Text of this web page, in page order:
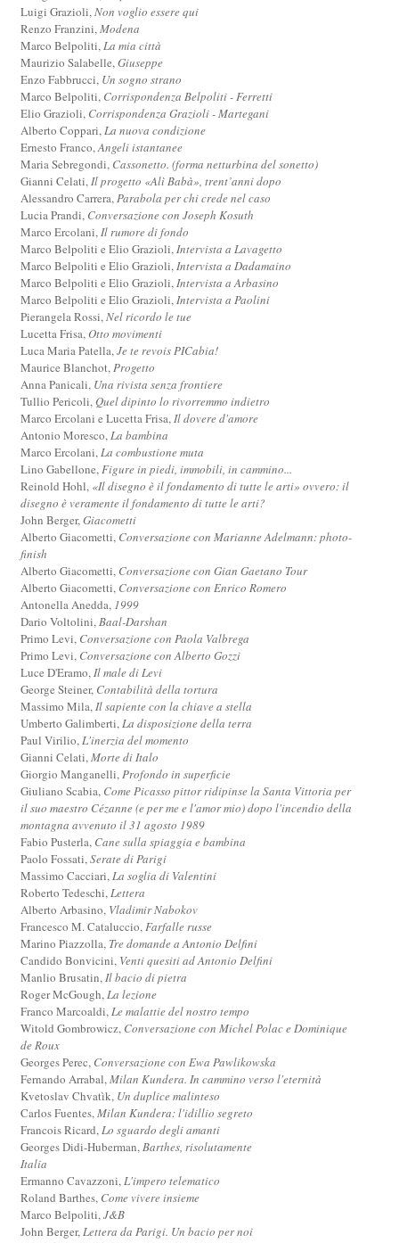
Luigi Grazioli,Non voglio essere qui
Renzo Franzini,Modena
Marco Belpoliti,La mia città
Maurizio Salabelle,Giuseppe
Enzo Fabbrucci, Un sogno strano
Marco Belpoliti, Corrispondenza Belpoliti - Ferretti
Elio Grazioli, Corrispondenza Grazioli - Martegani
Alberto Coppari,La nuova condizione
Ernesto Franco,Angeli istantanee
Maria Sebregondi, Cassonetto. (forma netturbina del sonetto)
Gianni Celati,Il progetto «Alì Babà», trent’anni dopo
Alessandro Carrera,Parabola per chi crede nel caso
Lucia Prandi, Conversazione con Joseph Kosuth
Marco Ercolani,Il rumore di fondo
Marco Belpoliti e Elio Grazioli,Intervista a Lavagetto
Marco Belpoliti e Elio Grazioli,Intervista a Dadamaino
Marco Belpoliti e Elio Grazioli,Intervista a Arbasino
Marco Belpoliti e Elio Grazioli,Intervista a Paolini
Pierangela Rossi,Nel ricordo le tue
Lucetta Frisa,Otto movimenti
Luca Maria Patella,Je te revois PICabia!
Maurice Blanchot,Progetto
Anna Panicali, Una rivista senza frontiere
Tullio Pericoli,Quel dipinto lo rivorremmo indietro
Marco Ercolani e Lucetta Frisa,Il dovere d'amore
Antonio Moresco,La bambina
Marco Ercolani,La combustione muta
Lino Gabellone,Figure in piedi, immobili, in cammino...
Reinold Hohl, «Il disegno è il fondamento di tutte le arti» ovvero: il
disegno è veramente il fondamento di tutte le arti?
John Berger,Giacometti
Alberto Giacometti, Conversazione con Marianne Adelmann: photo-
finish
Alberto Giacometti, Conversazione con Gian Gaetano Tour
Alberto Giacometti, Conversazione con Enrico Romero
Antonella Anedda, 1999
Dario Voltolini,Baal-Darshan
Primo Levi, Conversazione con Paola Valbrega
Primo Levi, Conversazione con Alberto Gozzi
Luce D'Eramo,Il male di Levi
George Steiner, Contabilità della tortura
Massimo Mila,Il sapiente con la chiave a stella
Umberto Galimberti,La disposizione della terra
Paul Virilio,L'inerzia del momento
Gianni Celati,Morte di Italo
Giorgio Manganelli,Profondo in superficie
Giuliano Scabia, Come Picasso pittor ridipinse la Santa Vittoria per
il suo maestro Cézanne (e per me e l'amor mio) dopo l'incendio della
montagna avvenuto il 31 agosto 1989
Fabio Pusterla, Cane sulla spiaggia e bambina
Paolo Fossati,Serate di Parigi
Massimo Cacciari,La soglia di Valentini
Roberto Tedeschi,Lettera
Alberto Arbasino, Vladimir Nabokov
Francesco M. Cataluccio,Farfalle russe
Marino Piazzolla, Tre domande a Antonio Delfini
Candido Bonvicini, Venti quesiti ad Antonio Delfini
Manlio Brusatin,Il bacio di pietra
Roger McGough,La lezione
Franco Marcoaldi,Le malattie del nostro tempo
Witold Gombrowicz, Conversazione con Michel Polac e Dominique
de Roux
Georges Perec, Conversazione con Ewa Pawlikowska
Fernando Arrabal,Milan Kundera. In cammino verso l'eternità
Kvetoslav Chvatìk, Un duplice malinteso
Carlos Fuentes,Milan Kundera: l'idillio segreto
Francois Ricard,Lo sguardo degli amanti
Georges Didi-Huberman,Barthes, risolutamente
Italia
Ermanno Cavazzoni,L'impero telematico
Roland Barthes, Come vivere insieme
Marco Belpoliti,J&B
John Berger,Lettera da Parigi. Un bacio per noi